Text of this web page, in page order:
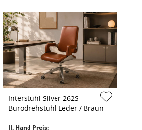
Interstuhl Silver 262S
Bürodrehstuhl Leder / Braun
II. Hand Preis: